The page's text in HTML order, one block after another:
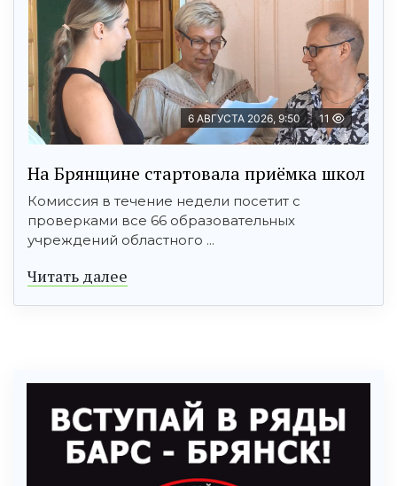
6 АВГУСТА 2026, 9:50 11
На Брянщине стартовала приёмка школ
Комиссия в течение недели посетит с
проверками все 66 образовательных
учреждений областного ...
Читать далее